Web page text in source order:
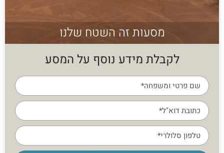
מסעות זה השטח שלנו
לקבלת מידע נוסף על המסע